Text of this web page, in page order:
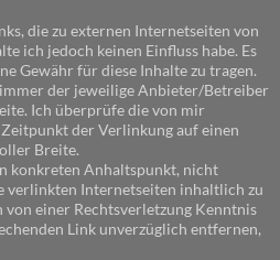
die zu externen Internetseiten von
ich jedoch keinen Einfluss habe. Es
Gewähr für diese Inhalte zu tragen.
der jeweilige Anbieter/Betreiber
Ich überprüfe die von mir
der Verlinkung auf einen
Breite.
konkreten Anhaltspunkt, nicht
verlinkten Internetseiten inhaltlich zu
einer Rechtsverletzung Kenntnis
Link unverzüglich entfernen,